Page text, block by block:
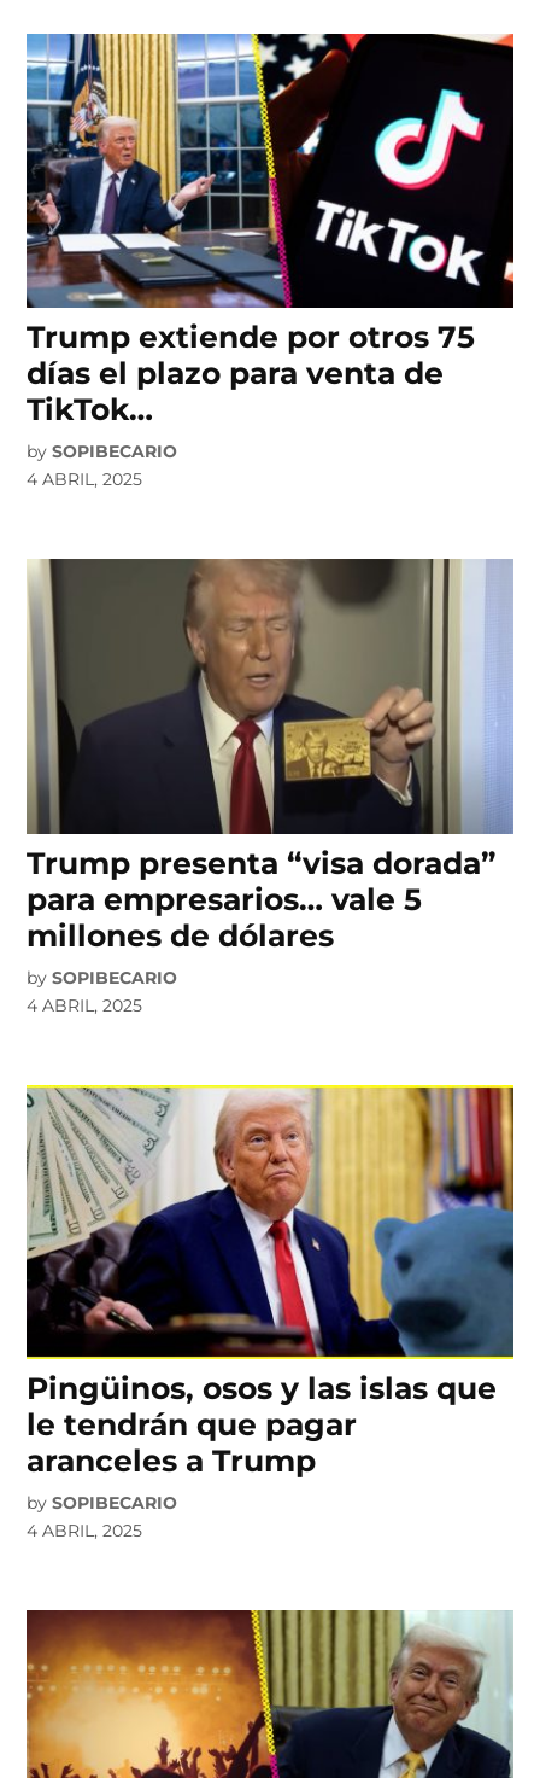
Trump extiende por otros 75
días el plazo para venta de
TikTok…
by SOPIBECARIO
4 ABRIL, 2025
Trump presenta “visa dorada”
para empresarios… vale 5
millones de dólares
by SOPIBECARIO
4 ABRIL, 2025
Pingüinos, osos y las islas que
le tendrán que pagar
aranceles a Trump
by SOPIBECARIO
4 ABRIL, 2025